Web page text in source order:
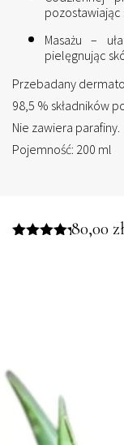
pozostawiając
Masażu –
pielęgnując
Przebadany
98,5 % składników
Nie zawiera parafiny.
Pojemność: 200 ml
80,00 zł